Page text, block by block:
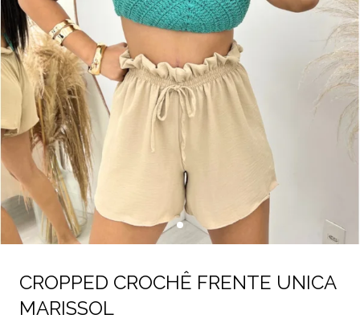
CROPPED CROCHÊ FRENTE UNICA
MARISSOL